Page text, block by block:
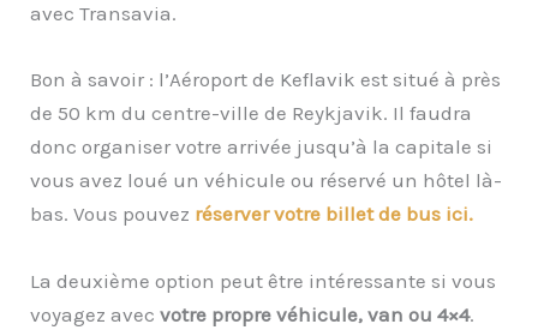
avec Transavia.
Bon à savoir : l’Aéroport de Keflavik est situé à près
de 50 km du centre-ville de Reykjavik. Il faudra
donc organiser votre arrivée jusqu’à la capitale si
vous avez loué un véhicule ou réservé un hôtel là-
bas. Vous pouvez réserver votre billet de bus ici.
La deuxième option peut être intéressante si vous
voyagez avec votre propre véhicule, van ou 4×4.